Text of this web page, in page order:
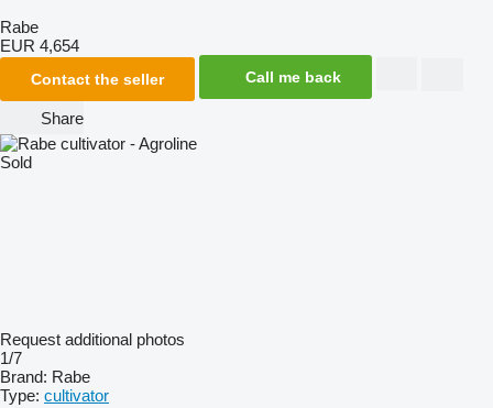
Rabe
EUR 4,654
Contact the seller Call me back
Share
Sold
Request additional photos
1/7
Brand: Rabe
Type: cultivator